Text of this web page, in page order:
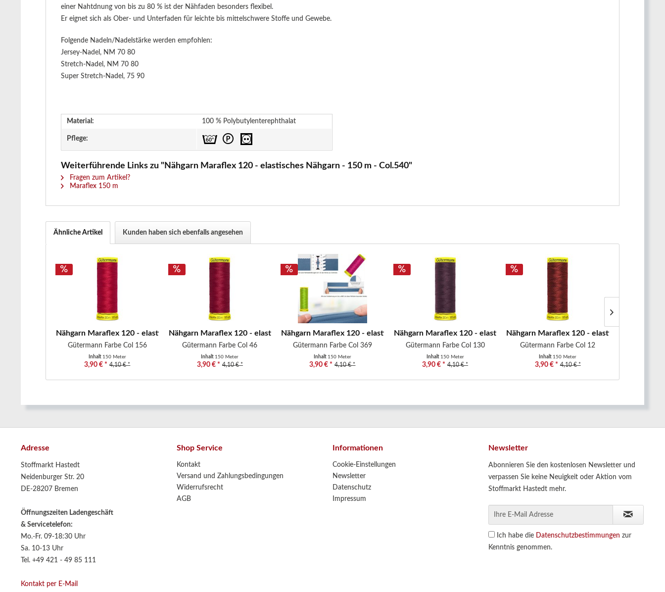
einer Nahtdnung von bis zu 80 % ist der Nähfaden besonders flexibel.
Er eignet sich als Ober- und Unterfaden für leichte bis mittelschwere Stoffe und Gewebe.
Folgende Nadeln/Nadelstärke werden empfohlen:
Jersey-Nadel, NM 70 80
Stretch-Nadel, NM 70 80
Super Stretch-Nadel, 75 90
Material: 100 % Polybutylenterephthalat
Pflege:
Weiterführende Links zu "Nähgarn Maraflex 120 - elastisches Nähgarn - 150 m - Col.540"
Fragen zum Artikel?
Maraflex 150 m
Ähnliche Artikel Kunden haben sich ebenfalls angesehen
Nähgarn Maraflex 120 - elastisches Nähgarn -...
Gütermann Farbe Col 156
Inhalt 150 Meter
3,90 € * 4,10 € *
Nähgarn Maraflex 120 - elastisches Nähgarn -...
Gütermann Farbe Col 46
Inhalt 150 Meter
3,90 € * 4,10 € *
Nähgarn Maraflex 120 - elastisches Nähgarn -...
Gütermann Farbe Col 369
Inhalt 150 Meter
3,90 € * 4,10 € *
Nähgarn Maraflex 120 - elastisches Nähgarn -...
Gütermann Farbe Col 130
Inhalt 150 Meter
3,90 € * 4,10 € *
Nähgarn Maraflex 120 - elastisches Nähgarn
Gütermann Farbe Col 12
Inhalt 150 Meter
3,90 € * 4,10 € *
Adresse
Stoffmarkt Hastedt
Neidenburger Str. 20
DE-28207 Bremen
Öffnungszeiten Ladengeschäft
& Servicetelefon:
Mo.-Fr. 09-18:30 Uhr
Sa. 10-13 Uhr
Tel. +49 421 - 49 85 111
Kontakt per E-Mail
Shop Service
Kontakt
Versand und Zahlungsbedingungen
Widerrufsrecht
AGB
Informationen
Cookie-Einstellungen
Newsletter
Datenschutz
Impressum
Newsletter
Abonnieren Sie den kostenlosen Newsletter und
verpassen Sie keine Neuigkeit oder Aktion vom
Stoffmarkt Hastedt mehr.
Ich habe die Datenschutzbestimmungen zur
Kenntnis genommen.